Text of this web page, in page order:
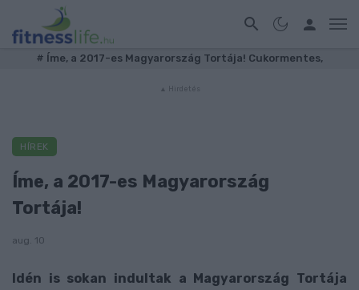
# Íme, a 2017-es Magyarország Tortája! Cukormentes,
HÍREK
Íme, a 2017-es Magyarország
Tortája!
aug. 10
Idén is sokan indultak a Magyarország Tortája